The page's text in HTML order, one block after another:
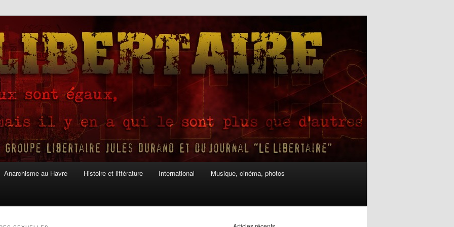
Anarchisme au Havre Histoire et littérature International Musique, cinéma, photos